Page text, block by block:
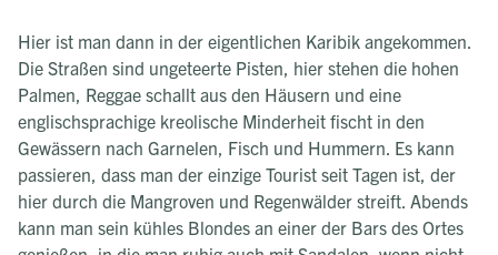
Hier ist man dann in der eigentlichen Karibik angekommen.
Die Straßen sind ungeteerte Pisten, hier stehen die hohen
Palmen, Reggae schallt aus den Häusern und eine
englischsprachige kreolische Minderheit fischt in den
Gewässern nach Garnelen, Fisch und Hummern. Es kann
passieren, dass man der einzige Tourist seit Tagen ist, der
hier durch die Mangroven und Regenwälder streift. Abends
kann man sein kühles Blondes an einer der Bars des Ortes